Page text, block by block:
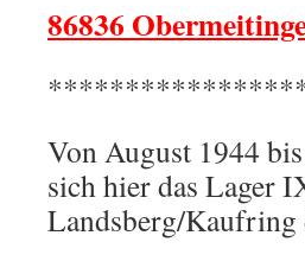
86836
Von August 1944
sich hier das Lager
Landsberg/Kaufring